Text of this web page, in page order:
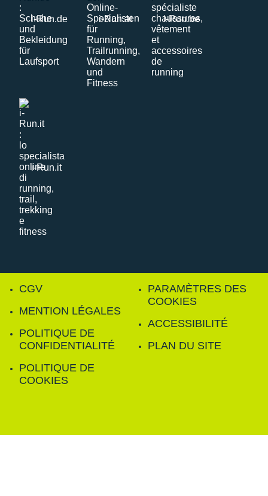
i-Run.de i-Run.at i-Run.be
i-Run.it
CGV
MENTION LÉGALES
POLITIQUE DE
CONFIDENTIALITÉ
POLITIQUE DE
COOKIES
PARAMÈTRES DES
COOKIES
ACCESSIBILITÉ
PLAN DU SITE